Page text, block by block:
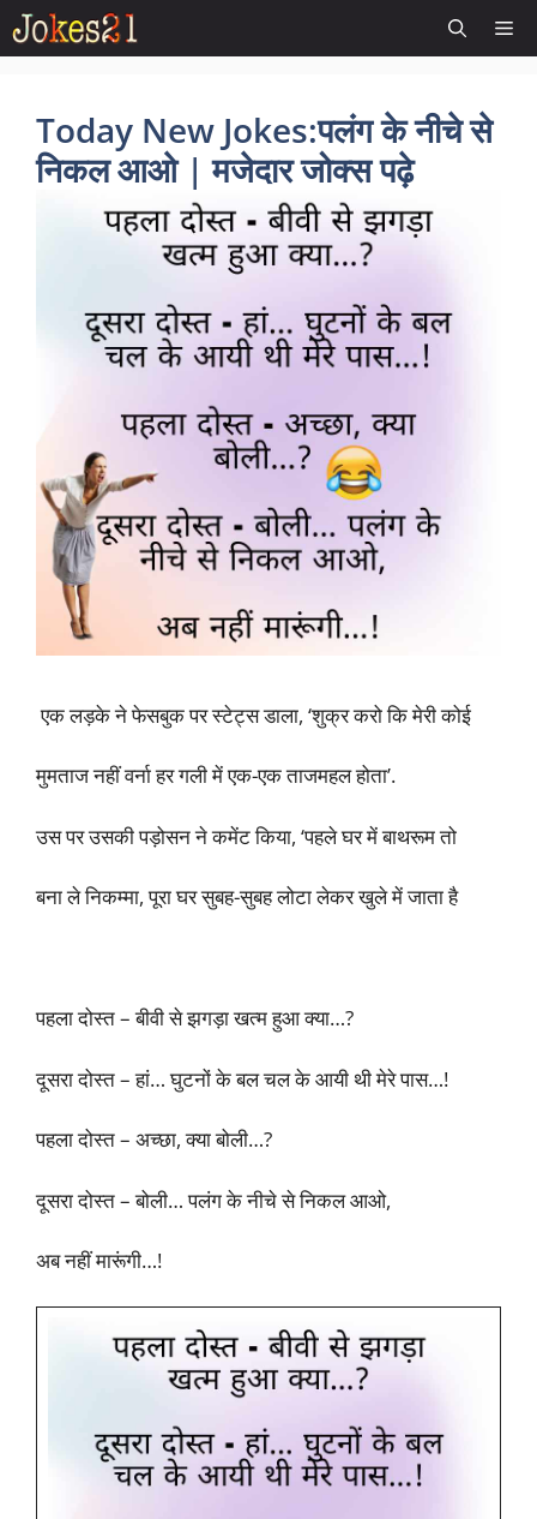
Skip
to
Today New Jokes:पलंग के नीचे से
निकल आओ | मजेदार जोक्स पढ़े
एक लड़के ने फेसबुक पर स्टेट्स डाला, ‘शुक्र करो कि मेरी कोई
मुमताज नहीं वर्ना हर गली में एक-एक ताजमहल होता’.
उस पर उसकी पड़ोसन ने कमेंट किया, ‘पहले घर में बाथरूम तो
बना ले निकम्मा, पूरा घर सुबह-सुबह लोटा लेकर खुले में जाता है
पहला दोस्त – बीवी से झगड़ा खत्म हुआ क्या…?
दूसरा दोस्त – हां… घुटनों के बल चल के आयी थी मेरे पास…!
पहला दोस्त – अच्छा, क्या बोली…?
दूसरा दोस्त – बोली… पलंग के नीचे से निकल आओ,
अब नहीं मारूंगी…!